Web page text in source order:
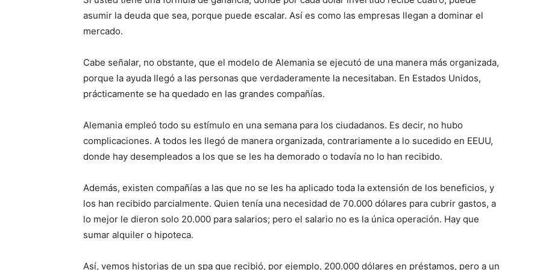
asumir la deuda que sea, porque puede escalar. Así es como las empresas llegan a dominar el
mercado.
Cabe señalar, no obstante, que el modelo de Alemania se ejecutó de una manera más organizada,
porque la ayuda llegó a las personas que verdaderamente la necesitaban. En Estados Unidos,
prácticamente se ha quedado en las grandes compañías.
Alemania empleó todo su estímulo en una semana para los ciudadanos. Es decir, no hubo
complicaciones. A todos les llegó de manera organizada, contrariamente a lo sucedido en EEUU,
donde hay desempleados a los que se les ha demorado o todavía no lo han recibido.
Además, existen compañías a las que no se les ha aplicado toda la extensión de los beneficios, y
los han recibido parcialmente. Quien tenía una necesidad de 70.000 dólares para cubrir gastos, a
lo mejor le dieron solo 20.000 para salarios; pero el salario no es la única operación. Hay que
sumar alquiler o hipoteca.
Así, vemos historias de un spa que recibió, por ejemplo, 200.000 dólares en préstamos, pero a un